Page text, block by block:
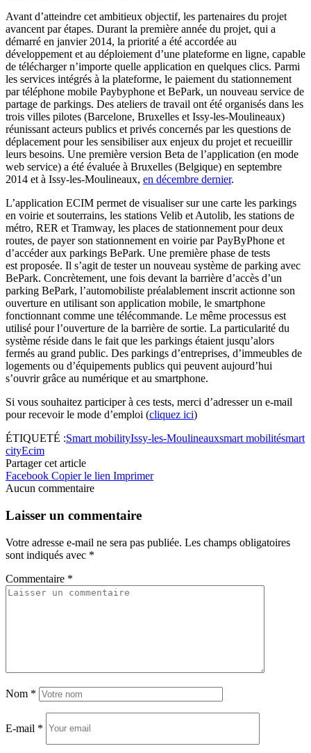
Avant d’atteindre cet ambitieux objectif, les partenaires du projet
avancent par étapes. Durant la première année du projet, qui a
démarré en janvier 2014, la priorité a été accordée au
développement et au déploiement d’une plateforme en ligne, capable
de télécharger n’importe quelle application en quelques clics. Parmi
les services intégrés à la plateforme, le paiement du stationnement
par téléphone mobile Paybyphone et BePark, un nouveau service de
partage de parkings. Des ateliers de travail ont été organisés dans les
trois villes pilotes (Barcelone, Bruxelles et Issy-les-Moulineaux)
réunissant acteurs publics et privés concernés par les questions de
déplacement pour les sensibiliser aux enjeux du projet et recueillir
leurs besoins. Une première version Beta de l’application (en mode
web service) a été évaluée à Bruxelles (Belgique) en septembre
2014 et à Issy-les-Moulineaux, en décembre dernier.
L’application ECIM permet de visualiser sur une carte les parkings
en voirie et souterrains, les stations Velib et Autolib, les stations de
métro, RER et Tramway, les places de stationnement pour deux
routes, de payer son stationnement en voirie par PayByPhone et
d’accéder aux parkings BePark. Une première phase de tests
est proposée. Il s’agit de tester un nouveau système de parking avec
BePark. Concrètement, une fois devant la barrière d’accès d’un
parking BePark, l’automobiliste préalablement inscrit actionne son
ouverture en utilisant son application mobile, le smartphone
fonctionnant comme une télécommande. Le même processus est
utilisé pour l’ouverture de la barrière de sortie. La particularité du
système réside dans le fait que les parkings étaient jusqu’alors
fermés au grand public. Des parkings d’entreprises, d’immeubles de
logements ou d’équipements publics qui peuvent aujourd’hui
s’ouvrir grâce au numérique et au smartphone.
Si vous souhaitez participer à ces tests, merci d’adresser un e-mail
pour recevoir le mode d’emploi (cliquez ici)
ÉTIQUETÉ :Smart mobilityIssy-les-Moulineauxsmart mobilitésmart
cityEcim
Partager cet article
Facebook Copier le lien Imprimer
Aucun commentaire
Laisser un commentaire
Votre adresse e-mail ne sera pas publiée. Les champs obligatoires
sont indiqués avec *
Commentaire *
Nom *
E-mail *